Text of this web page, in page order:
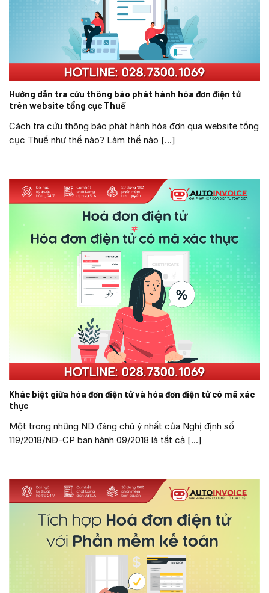
Hướng dẫn tra cứu thông báo phát hành hóa đơn điện tử
trên website tổng cục Thuế
Cách tra cứu thông báo phát hành hóa đơn qua website tổng
cục Thuế như thế nào? Làm thế nào [...]
Khác biệt giữa hóa đơn điện tử và hóa đơn điện tử có mã xác
thực
Một trong những ND đáng chú ý nhất của Nghị định số
119/2018/NĐ-CP ban hành 09/2018 là tất cả [...]